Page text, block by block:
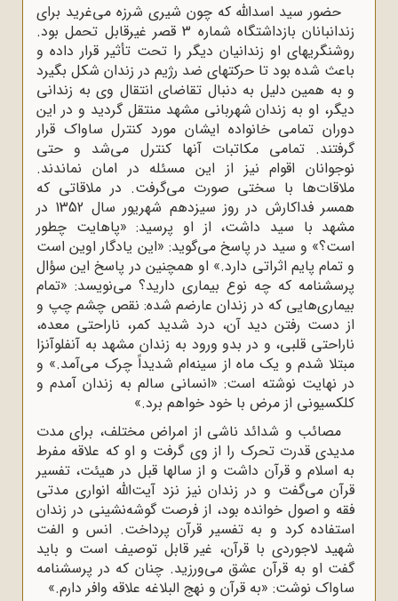
حضور سید اسداللّه‌ که چون شیرى شرزه مى‌غرید براى
زندانبانان بازداشتگاه شماره 3 قصر غیرقابل تحمل بود.
روشنگریهاى او زندانیان دیگر را تحت تأثیر قرار داده و
باعث شده بود تا حرکتهاى ضد رژیم در زندان شکل بگیرد
و به همین دلیل به دنبال تقاضاى انتقال وى به زندانى
دیگر، او به زندان شهربانى مشهد منتقل گردید و در این
دوران تمامى خانواده ایشان مورد کنترل ساواک قرار
گرفتند. تمامى مکاتبات آنها کنترل می‌شد و حتى
نوجوانان اقوام نیز از این مسئله در امان نماندند.
ملاقات‌ها با سختى صورت مى‌گرفت. در ملاقاتى که
همسر فداکارش در روز سیزدهم شهریور سال 1352 در
مشهد با سید داشت، از او ‌پرسید: «پاهایت چطور
است؟» و سید در پاسخ می‌گوید: «این یادگار اوین است
و تمام پایم اثراتى دارد.» او همچنین در پاسخ این سؤال
پرسشنامه که چه نوع بیمارى دارید؟ مى‌نویسد: «تمام
بیمارى‌هایى که در زندان عارضم شده: نقص چشم چپ و
از دست رفتن دید آن، درد شدید کمر، ناراحتى معده،
ناراحتى قلبى، و در بدو ورود به زندان مشهد به آنفلوآنزا
مبتلا شدم و یک ماه از سینه‌ام شدیداً چرک مى‌آمد.» و
در نهایت نوشته است: «انسانى سالم به زندان آمدم و
کلکسیونى از مرض با خود خواهم برد.»
مصائب و شدائد ناشى از امراض مختلف، براى مدت
مدیدى قدرت تحرک را از وى گرفت و او که علاقه مفرط
به اسلام و قرآن داشت و از سالها قبل در هیئت، تفسیر
قرآن مى‌گفت و در زندان نیز نزد آیت‌اللّه‌ انوارى مدتى
فقه و اصول خوانده بود، از فرصت گوشه‌نشینى در زندان
استفاده کرد و به تفسیر قرآن پرداخت. انس و الفت
شهید لاجوردى با قرآن، غیر قابل توصیف است و باید
گفت او به قرآن عشق مى‌ورزید. چنان که در پرسشنامه
ساواک نوشت: «به قرآن و نهج البلاغه علاقه وافر دارم.»